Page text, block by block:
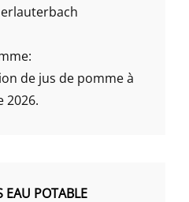
de jus de pomme à
2026.
EAU POTABLE